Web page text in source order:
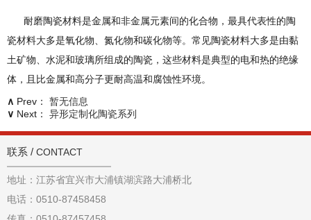
耐磨陶瓷材料是金属和非金属元素间的化合物，最具代表性的陶
瓷材料大多是氧化物、氮化物和碳化物等。常见陶瓷材料大多是由黏
土矿物、水泥和玻璃所组成的陶瓷，这些材料是典型的电和热的绝缘
体，且比金属和高分子更耐高温和腐蚀性环境。
∧ Prev： 暂无信息
∨ Next： 异形定制化陶瓷系列
联系 / CONTACT
地址：江苏省宜兴市大浦镇湖滨路大浦桥北
电话：0510-87458458